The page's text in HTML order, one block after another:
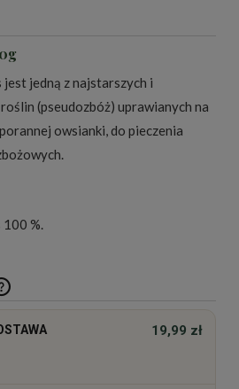
jedną z najstarszych i
(pseudozbóż) uprawianych na
owsianki, do pieczenia
%.
kosztów płatności
19,99 zł